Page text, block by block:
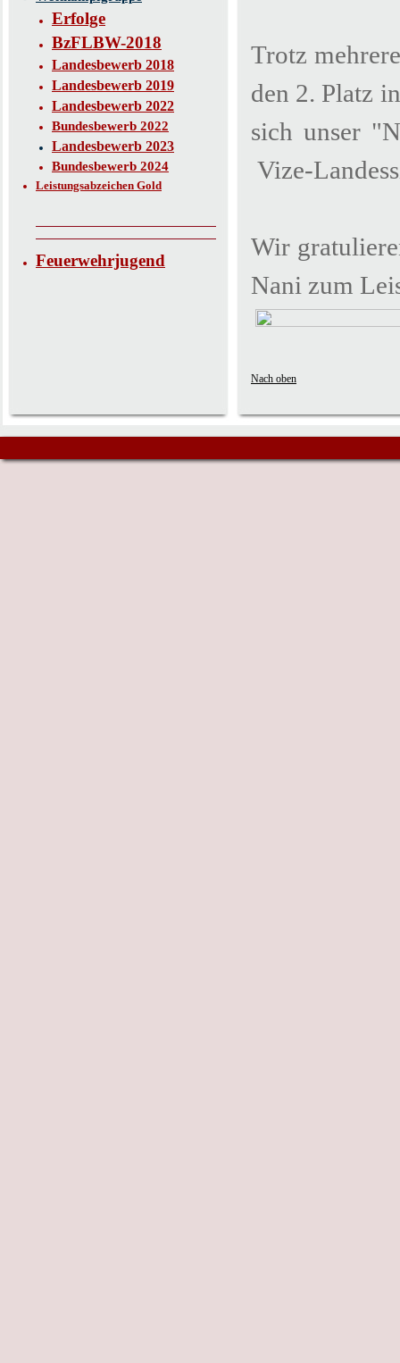
Erfolge
BzFLBW-2018
Landesbewerb 2018
Landesbewerb 2019
Landesbewerb 2022
Bundesbewerb 2022
Landesbewerb 2023
Bundesbewerb 2024
Leistungsabzeichen Gold
Feuerwehrjugend
Trotz
den 2. Platz
sich unser
Vize-
Wir
Nani zum
Nach oben